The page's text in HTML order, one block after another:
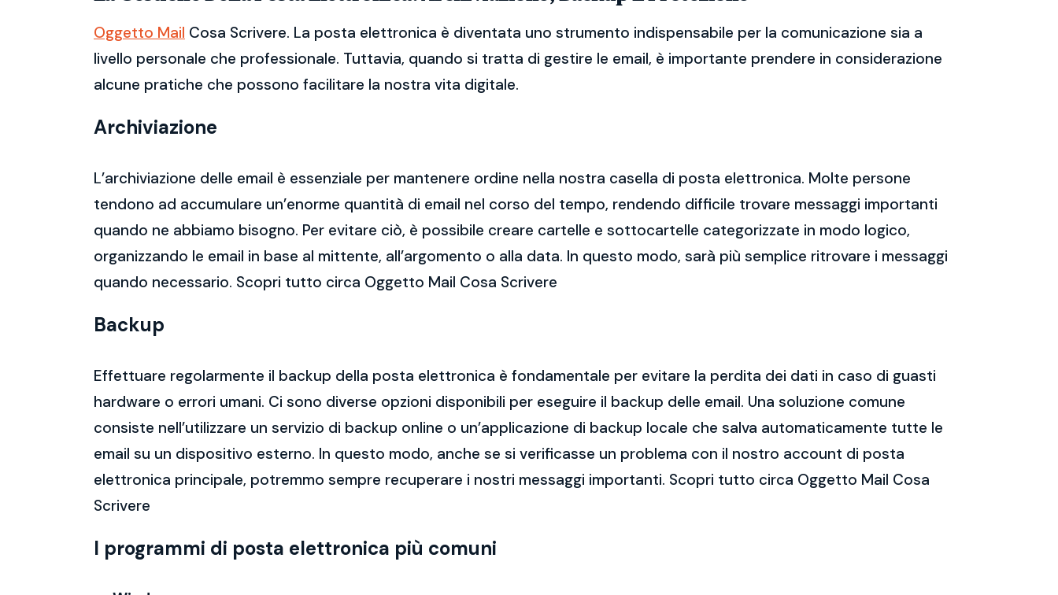
Oggetto Mail Cosa Scrivere. La posta elettronica è diventata uno strumento indispensabile per la comunicazione sia a
livello personale che professionale. Tuttavia, quando si tratta di gestire le email, è importante prendere in considerazione
alcune pratiche che possono facilitare la nostra vita digitale.
Archiviazione
L’archiviazione delle email è essenziale per mantenere ordine nella nostra casella di posta elettronica. Molte persone
tendono ad accumulare un’enorme quantità di email nel corso del tempo, rendendo difficile trovare messaggi importanti
quando ne abbiamo bisogno. Per evitare ciò, è possibile creare cartelle e sottocartelle categorizzate in modo logico,
organizzando le email in base al mittente, all’argomento o alla data. In questo modo, sarà più semplice ritrovare i messaggi
quando necessario. Scopri tutto circa Oggetto Mail Cosa Scrivere
Backup
Effettuare regolarmente il backup della posta elettronica è fondamentale per evitare la perdita dei dati in caso di guasti
hardware o errori umani. Ci sono diverse opzioni disponibili per eseguire il backup delle email. Una soluzione comune
consiste nell’utilizzare un servizio di backup online o un’applicazione di backup locale che salva automaticamente tutte le
email su un dispositivo esterno. In questo modo, anche se si verificasse un problema con il nostro account di posta
elettronica principale, potremmo sempre recuperare i nostri messaggi importanti. Scopri tutto circa Oggetto Mail Cosa
Scrivere
I programmi di posta elettronica più comuni